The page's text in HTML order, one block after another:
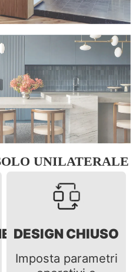
UNILATERALE
DESIGN CHIUSO
Imposta parametri